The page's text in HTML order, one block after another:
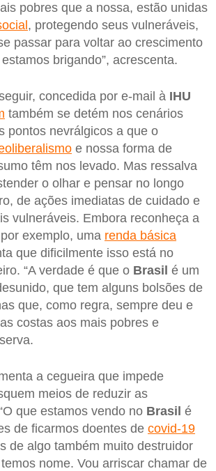
pobres que a nossa, estão unidas
, protegendo seus vulneráveis,
passar para voltar ao crescimento
brigando”, acrescenta.
concedida por e-mail à IHU
também se detém nos cenários
pontos nevrálgicos a que o
e nossa forma de
têm nos levado. Mas ressalva
o olhar e pensar no longo
de ações imediatas de cuidado e
vulneráveis. Embora reconheça a
exemplo, uma renda básica
que dificilmente isso está no
“A verdade é que o Brasil é um
que tem alguns bolsões de
que, como regra, sempre deu e
costas aos mais pobres e
a cegueira que impede
meios de reduzir as
que estamos vendo no Brasil é
de ficarmos doentes de covid-19
de algo também muito destruidor
nome. Vou arriscar chamar de